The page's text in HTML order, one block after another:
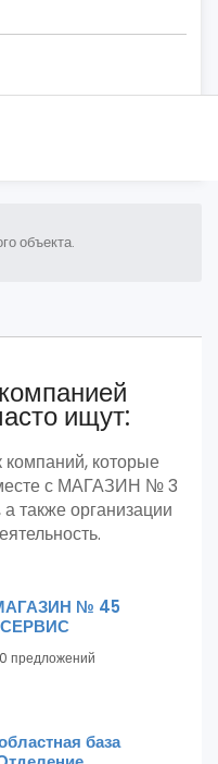
объекта.
ищут:
которые
с МАГАЗИН № 3
организации
№ 45
0 предложений
база